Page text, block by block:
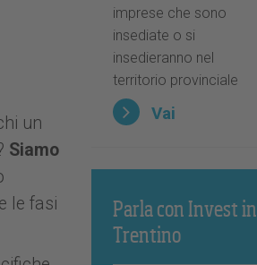
un
Siamo
le fasi
imprese che sono
insediate o si
insedieranno nel
territorio provinciale
Vai
Parla con Invest in
Trentino